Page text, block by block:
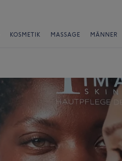
KOSMETIK MASSAGE MÄNNER